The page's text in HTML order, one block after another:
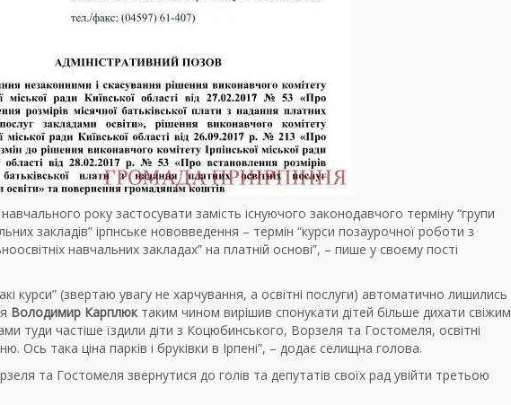
року застосувати замість існуючого законодавчого терміну “групи
закладів” ірпнське нововведення – термін “курси позаурочної роботи з
навчальних закладах” на платній основі”, – пише у своєму пості
курси” (звертаю увагу не харчування, а освітні послуги) автоматично лишились
Володимир Карплюктаким чином вирішив спонукати дітей більше дихати свіжим
туди частіше їздили діти з Коцюбинського, Ворзеля та Гостомеля, освітні
Ось така ціна парків і бруківки в Ірпені”, – додає селищна голова.
та Гостомеля звернутися до голів та депутатів своїх рад увійти третьою